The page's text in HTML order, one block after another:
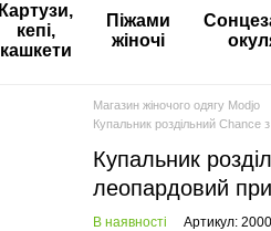
Картузи,
кепі,
кашкети
Піжами
жіночі
Магазин жіночого одягу Modjo
Купальник роздільний Chance
Купальник
леопардовий
В наявності Артикул: